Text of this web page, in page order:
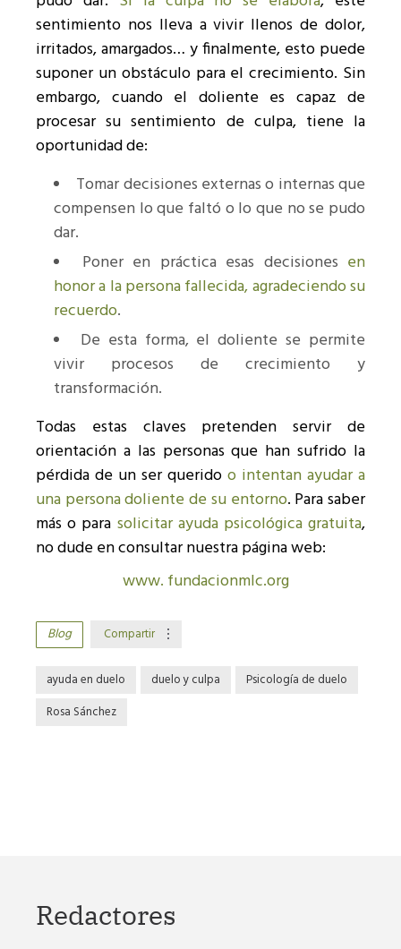
sentimiento nos lleva a vivir llenos de dolor,
irritados, amargados… y finalmente, esto puede
suponer un obstáculo para el crecimiento. Sin
embargo, cuando el doliente es capaz de
procesar su sentimiento de culpa, tiene la
oportunidad de:
Tomar decisiones externas o internas que
compensen lo que faltó o lo que no se pudo
dar.
Poner en práctica esas decisiones en
honor a la persona fallecida, agradeciendo su
recuerdo.
De esta forma, el doliente se permite
vivir procesos de crecimiento y
transformación.
Todas estas claves pretenden servir de
orientación a las personas que han sufrido la
pérdida de un ser querido o intentan ayudar a
una persona doliente de su entorno. Para saber
más o para solicitar ayuda psicológica gratuita,
no dude en consultar nuestra página web:
www. fundacionmlc.org
Blog Compartir
ayuda en duelo duelo y culpa
Psicología de duelo
Rosa Sánchez
Redactores